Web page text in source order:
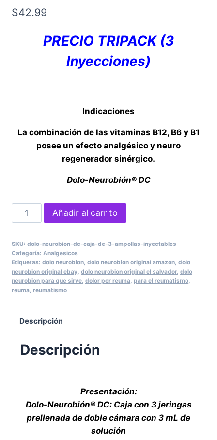
$42.99
PRECIO TRIPACK (3
Inyecciones)
Indicaciones
La combinación de las vitaminas B12, B6 y B1
posee un efecto analgésico y neuro
regenerador sinérgico.
Dolo-Neurobión® DC
DOLO-
NEUROBION
CAJA
DE
3
AMPOLLAS
cantidad
Añadir al carrito
SKU: dolo-neurobion-dc-caja-de-3-ampollas-inyectables
Categoría: Analgesicos
Etiquetas: dolo neurobion, dolo neurobion original amazon, dolo
neurobion original ebay, dolo neurobion original el salvador, dolo
neurobion para que sirve, dolor por reuma, para el reumatismo,
reuma, reumatismo
Descripción
Descripción
Presentación:
Dolo-Neurobión® DC: Caja con 3 jeringas
prellenada de doble cámara con 3 mL de
solución